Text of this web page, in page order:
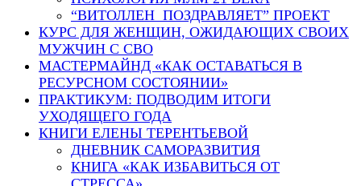
“ВИТОЛЛЕН ПОЗДРАВЛЯЕТ” ПРОЕКТ
КУРС ДЛЯ ЖЕНЩИН, ОЖИДАЮЩИХ СВОИХ
МУЖЧИН С СВО
МАСТЕРМАЙНД «КАК ОСТАВАТЬСЯ В
РЕСУРСНОМ СОСТОЯНИИ»
ПРАКТИКУМ: ПОДВОДИМ ИТОГИ
УХОДЯЩЕГО ГОДА
КНИГИ ЕЛЕНЫ ТЕРЕНТЬЕВОЙ
ДНЕВНИК САМОРАЗВИТИЯ
КНИГА «КАК ИЗБАВИТЬСЯ ОТ